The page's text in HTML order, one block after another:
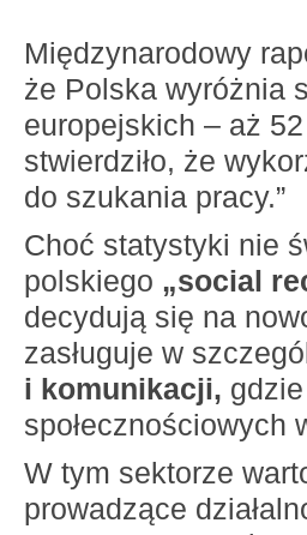
Międzynarodowy
że Polska wyróżnia
europejskich – aż
stwierdziło, że
do szukania pracy.”
Choć statystyki nie
polskiego „social
decydują się na
zasługuje w
i komunikacji,
społecznościowych
W tym sektorze
prowadzące